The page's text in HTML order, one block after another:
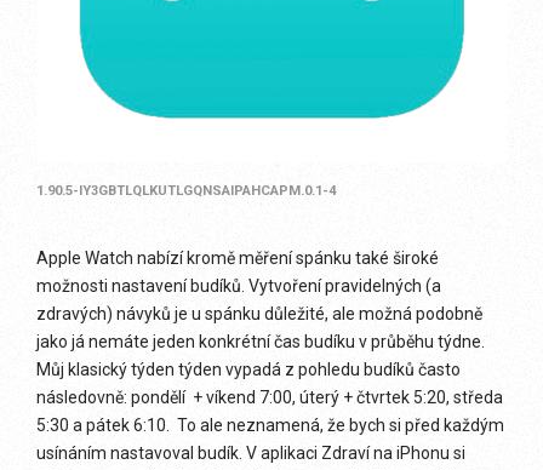
1.90.5-IY3GBTLQLKUTLGQNSAIPAHCAPM.0.1-4
Apple Watch nabízí kromě měření spánku také široké
možnosti nastavení budíků. Vytvoření pravidelných (a
zdravých) návyků je u spánku důležité, ale možná podobně
jako já nemáte jeden konkrétní čas budíku v průběhu týdne.
Můj klasický týden týden vypadá z pohledu budíků často
následovně: pondělí + víkend 7:00, úterý + čtvrtek 5:20, středa
5:30 a pátek 6:10. To ale neznamená, že bych si před každým
usínáním nastavoval budík. V aplikaci Zdraví na iPhonu si